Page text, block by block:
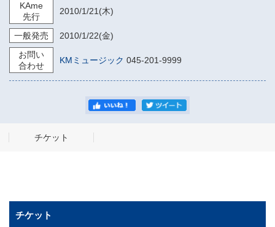
KAme
先行
2010/1/21 (木)
一般発売 2010/1/22(金)
お問い
合わせ
KMミュージック 045-201-9999
チケット
チケット